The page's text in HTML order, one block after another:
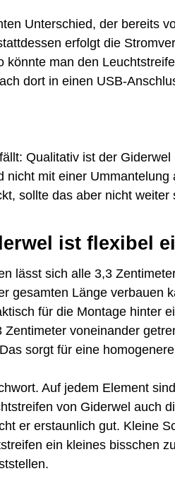
28,99
Unterschied, der bereits
erfolgt die
könnte man den
dort in einen USB-
Qualitativ ist der
nicht mit einer
sollte das aber nicht weiter
ist flexibel
lässt sich alle 3,3
gesamten Länge verbauen
für die Montage hinter
voneinander
sorgt für eine
Auf jedem Element
von Giderwel auch
er erstaunlich gut. Kleine
ein kleines bisschen